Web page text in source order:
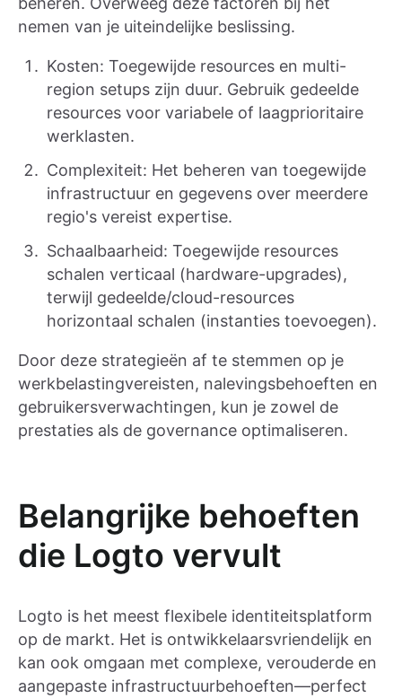
nemen van je uiteindelijke beslissing.
Kosten: Toegewijde resources en multi-
region setups zijn duur. Gebruik gedeelde
resources voor variabele of laagprioritaire
werklasten.
Complexiteit: Het beheren van toegewijde
infrastructuur en gegevens over meerdere
regio's vereist expertise.
Schaalbaarheid: Toegewijde resources
schalen verticaal (hardware-upgrades),
terwijl gedeelde/cloud-resources
horizontaal schalen (instanties toevoegen).
Door deze strategieën af te stemmen op je
werkbelastingvereisten, nalevingsbehoeften en
gebruikersverwachtingen, kun je zowel de
prestaties als de governance optimaliseren.
Belangrijke behoeften
die Logto vervult
Logto is het meest flexibele identiteitsplatform
op de markt. Het is ontwikkelaarsvriendelijk en
kan ook omgaan met complexe, verouderde en
aangepaste infrastructuurbehoeften—perfect